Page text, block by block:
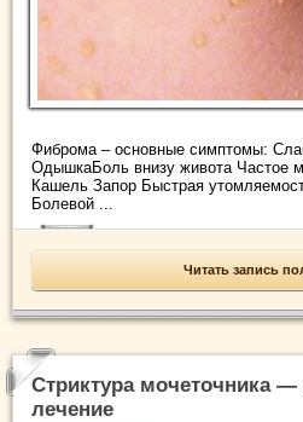
Фиброма – основные симптомы:
ОдышкаБоль внизу живота Частое
Кашель Запор Быстрая
Болевой ...
Читать запись
Стриктура мочеточника
лечение